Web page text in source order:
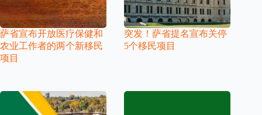
萨省宣布开放医疗保健和
农业工作者的两个新移民
项目
突发！萨省提名宣布关停
5个移民项目